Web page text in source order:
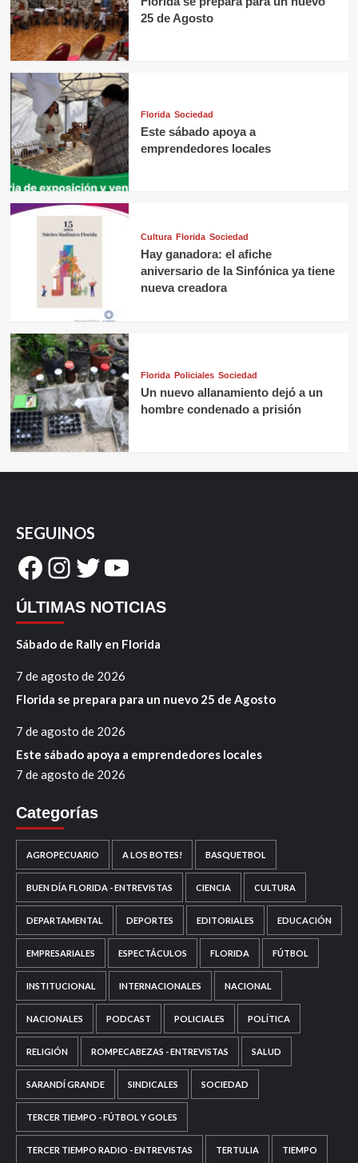
25 de Agosto
Florida Sociedad
Este sábado apoya a
emprendedores locales
Cultura Florida Sociedad
Hay ganadora: el afiche
aniversario de la Sinfónica ya tiene
nueva creadora
Florida Policiales Sociedad
Un nuevo allanamiento dejó a un
hombre condenado a prisión
SEGUINOS
Facebook
Instagram
Twitter
YouTube
ÚLTIMAS NOTICIAS
Sábado de Rally en Florida
7 de agosto de 2026
Florida se prepara para un nuevo 25 de Agosto
7 de agosto de 2026
Este sábado apoya a emprendedores locales
7 de agosto de 2026
Categorías
AGROPECUARIO A LOS BOTES! BASQUETBOL
BUEN DÍA FLORIDA - ENTREVISTAS CIENCIA CULTURA
DEPARTAMENTAL DEPORTES EDITORIALES EDUCACIÓN
EMPRESARIALES ESPECTÁCULOS FLORIDA FÚTBOL
INSTITUCIONAL INTERNACIONALES NACIONAL
NACIONALES PODCAST POLICIALES POLÍTICA
RELIGIÓN ROMPECABEZAS - ENTREVISTAS SALUD
SARANDÍ GRANDE SINDICALES SOCIEDAD
TERCER TIEMPO - FÚTBOL Y GOLES
TERCER TIEMPO RADIO - ENTREVISTAS TERTULIA TIEMPO